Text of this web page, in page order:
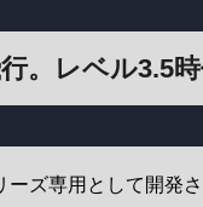
。レベル3.5
ズ専用として開発